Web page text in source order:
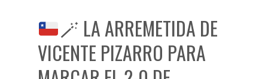
🪄 LA ARREMETIDA DE
VICENTE PIZARRO PARA